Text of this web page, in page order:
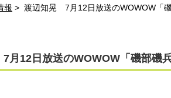
報 > 渡辺知晃 7月12日放送のWOWOW「
12日放送のWOWOW「磯部磯